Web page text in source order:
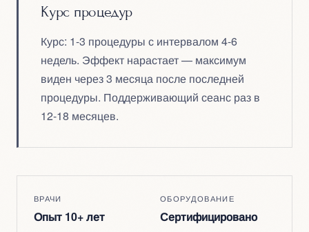
Курс процедур
Курс: 1-3 процедуры с интервалом 4-6
недель. Эффект нарастает — максимум
виден через 3 месяца после последней
процедуры. Поддерживающий сеанс раз в
12-18 месяцев.
ВРАЧИ
Опыт 10+ лет
ОБОРУДОВАНИЕ
Сертифицировано